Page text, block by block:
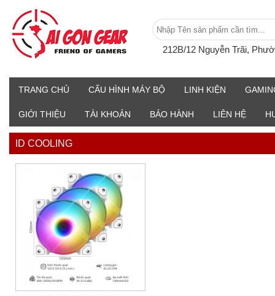
212B/12 Nguyễn Trãi,
TRANG CHỦ CẤU HÌNH MÁY BỘ LINH KIỆN
GIỚI THIỆU TÀI KHOẢN BẢO HÀNH LIÊN HỆ
ID COOLING